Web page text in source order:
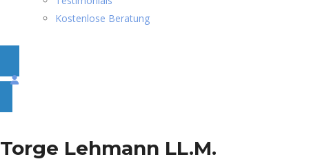
Kostenlose Beratung
Torge Lehmann LL.M.